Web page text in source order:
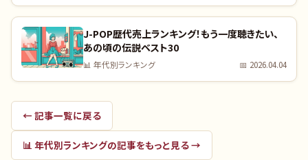
J-POP歴代売上ランキング！もう一度聴きたい、
あの頃の伝説ベスト30
📊 年代別ランキング 📅 2026.04.04
← 記事一覧に戻る
📊 年代別ランキングの記事をもっと見る →